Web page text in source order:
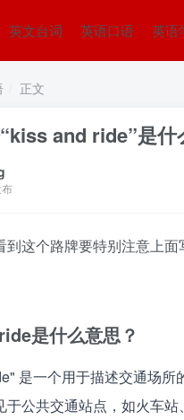
英文台词 英语口语 英语
正文
and ride”是什
到这个路牌要特别注意上
是什么意思？
是一个用于描述交通场所
公共交通站点，如火车站